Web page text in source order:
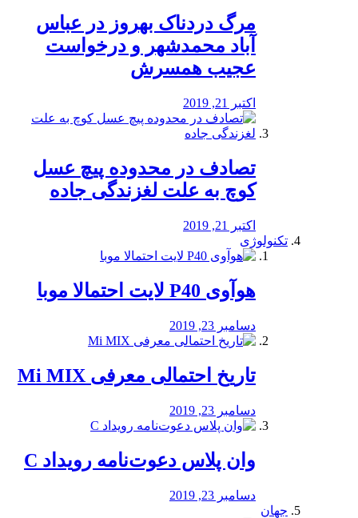
مرگ دردناک بهروز در عباس
آباد محمدشهر و درخواست
عجیب همسرش
اکتبر 21, 2019
تصادف در محدوده پیچ عسل
کوچ به علت لغزندگی جاده
اکتبر 21, 2019
تکنولوژی
هوآوی P40 لایت احتمالا موبا
دسامبر 23, 2019
تاریخ احتمالی معرفی Mi MIX
دسامبر 23, 2019
وان پلاس دعوت‌نامه رویداد C
دسامبر 23, 2019
جهان